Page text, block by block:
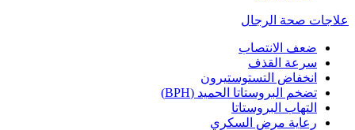
علاجات صحة الرجال
ضعف الانتصاب
سرعة القذف
انخفاض التستوستيرون
تضخم البروستاتا الحميد (BPH)
التهاب البروستاتا
رعاية مرض السكري